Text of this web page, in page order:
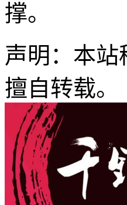
撑。
声明：本
擅自转载。